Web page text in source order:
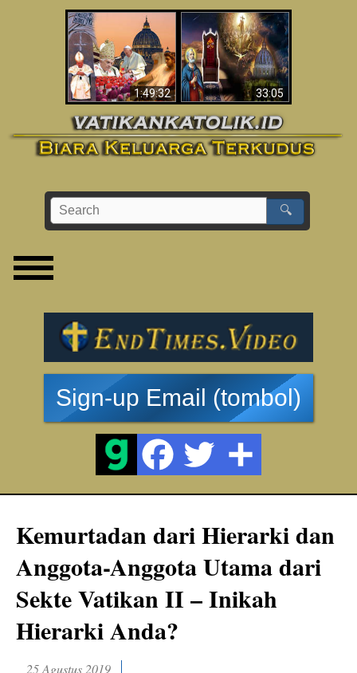
1:49:32
Wahyu di Vatikan
Sekarang
33:05
Apakah Alkitab
Memprediksikan 70
Tahun Tanpa
Seorang Paus?
🔍
Sign-up Email (tombol)
Kemurtadan dari Hierarki dan
Anggota-Anggota Utama dari
Sekte Vatikan II – Inikah
Hierarki Anda?
25 Agustus 2019